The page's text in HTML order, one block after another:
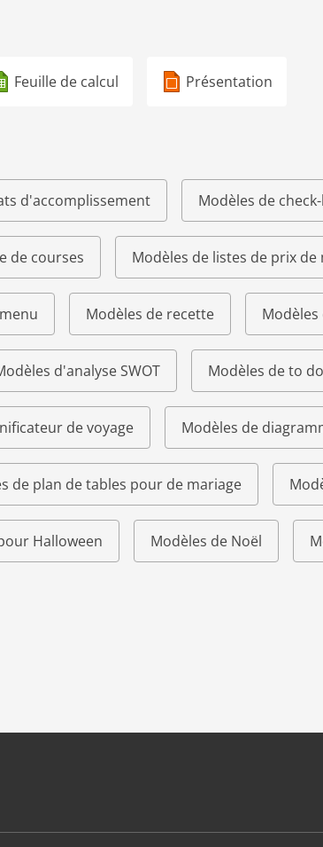
Feuille de calcul Présentation
d'accomplissement Modèles de
de courses Modèles de listes de prix de
Modèles de recette Modèles
d'analyse SWOT Modèles de to
de voyage Modèles de
de plan de tables pour de mariage
Halloween Modèles de Noël